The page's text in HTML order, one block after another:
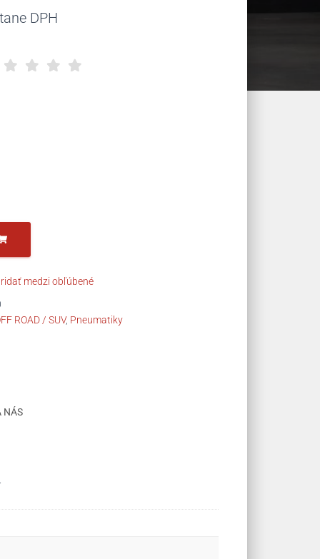
DPH
medzi obľúbené
ROAD / SUV, Pneumatiky
NÁS